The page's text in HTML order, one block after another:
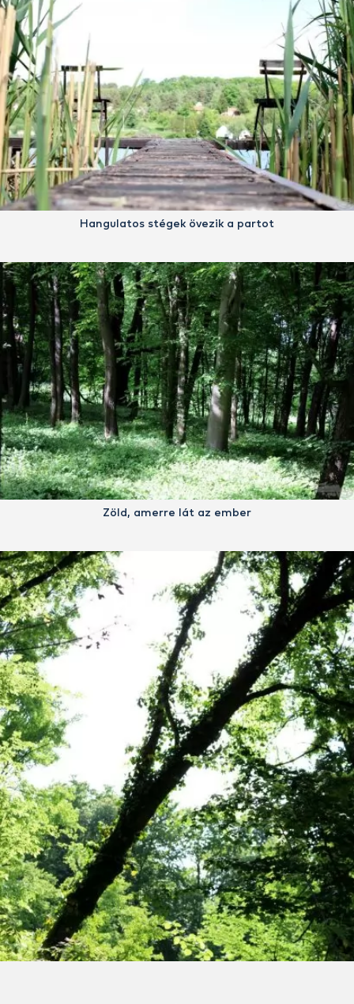
Hangulatos stégek övezik a partot
Zöld, amerre lát az ember